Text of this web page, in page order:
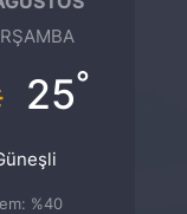
25°
%40